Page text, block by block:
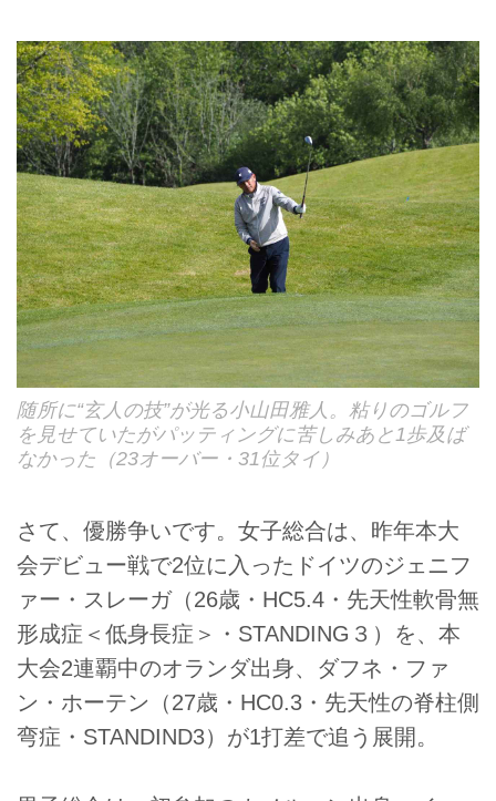
随所に“玄人の技”が光る小山田雅人。粘りのゴルフ
を見せていたがパッティングに苦しみあと1歩及ば
なかった（23オーバー・31位タイ）
さて、優勝争いです。女子総合は、昨年本大
会デビュー戦で2位に入ったドイツのジェニフ
ァー・スレーガ（26歳・HC5.4・先天性軟骨無
形成症＜低身長症＞・STANDING３）を、本
大会2連覇中のオランダ出身、ダフネ・ファ
ン・ホーテン（27歳・HC0.3・先天性の脊柱側
弯症・STANDIND3）が1打差で追う展開。